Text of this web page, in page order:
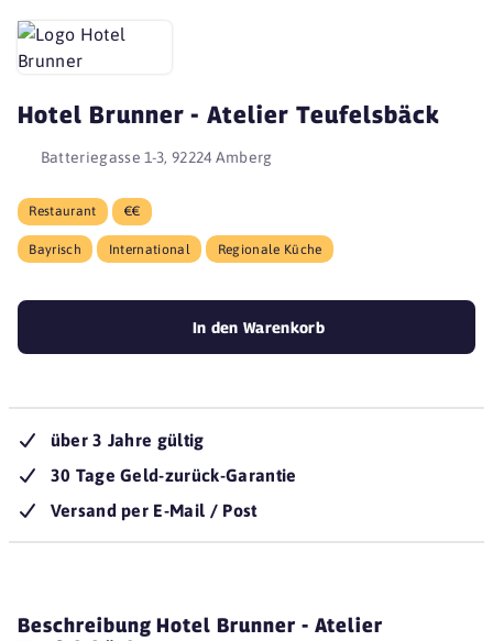
Hotel Brunner - Atelier Teufelsbäck
Batteriegasse 1-3, 92224 Amberg
Restaurant €€
Bayrisch International Regionale Küche
In den Warenkorb
über 3 Jahre gültig
30 Tage Geld-zurück-Garantie
Versand per E-Mail / Post
Beschreibung Hotel Brunner - Atelier